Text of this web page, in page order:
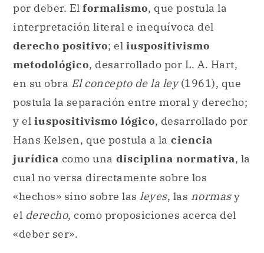
por deber. El formalismo, que postula la
interpretación literal e inequívoca del
derecho positivo; el iuspositivismo
metodológico, desarrollado por L. A. Hart,
en su obra El concepto de la ley(1961), que
postula la separación entre moral y derecho;
y el iuspositivismo lógico, desarrollado por
Hans Kelsen, que postula a la ciencia
jurídica como una disciplina normativa, la
cual no versa directamente sobre los
«hechos» sino sobre las leyes, las normasy
el derecho, como proposiciones acerca del
«deber ser».